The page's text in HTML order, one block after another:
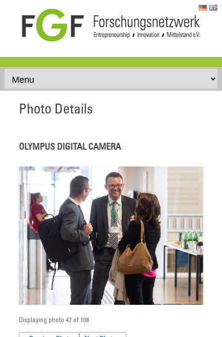
Skip to content
Photo Details
OLYMPUS DIGITAL CAMERA
Displaying photo 47 of 108